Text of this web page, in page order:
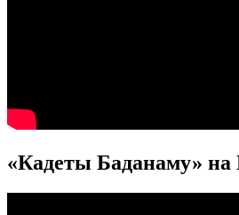
«Кадеты Баданаму»